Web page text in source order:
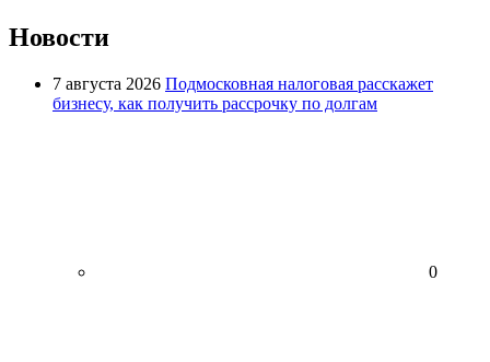
Новости
7 августа 2026 Подмосковная налоговая расскажет
бизнесу, как получить рассрочку по долгам
0